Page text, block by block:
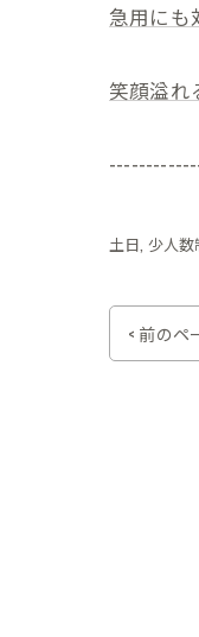
急用にも
笑顔溢れ
土日 少人数
< 前のペ